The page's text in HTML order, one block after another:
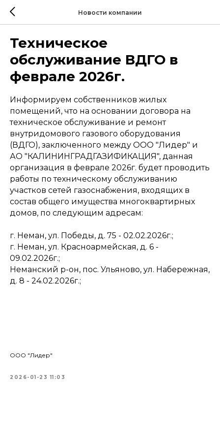
Новости компании
Техническое
обслуживание ВДГО в
феврале 2026г.
Информируем собственников жилых
помещений, что на основании договора на
техническое обслуживание и ремонт
внутридомового газового оборудования
(ВДГО), заключенного между ООО "Лидер" и
АО "КАЛИНИНГРАДГАЗИФИКАЦИЯ", данная
организация в феврале 2026г. будет проводить
работы по техническому обслуживанию
участков сетей газоснабжения, входящих в
состав общего имущества многоквартирных
домов, по следующим адресам:
г. Неман, ул. Победы, д. 75 - 02.02.2026г.;
г. Неман, ул. Красноармейская, д. 6 -
09.02.2026г.;
Неманский р-он, пос. Ульяново, ул. Набережная,
д. 8 - 24.02.2026г.;
ООО "Лидер"
2026-01-23 11:03